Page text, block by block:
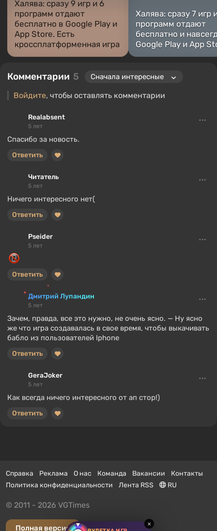
×
Халява: сразу 9 игр и 6
программ отдают
бесплатно в Google Play и
App Store. Есть
кроссплатформенная игра
Халява: сразу 7 игр
программ отдают
бесплатно и
Google Play и App
Комментарии 5
Войдите, чтобы оставлять комментарии
Realabsent
5 лет
Спасибо за новость.
Ответить
Читатель
5 лет
Ничего интересного нет(
Ответить
Pseider
5 лет
Ответить
Дмитрий Лупандин
5 лет
Зачем, правда, все это нужно, не очень ясно. — Ну ясно
же что игра создавалась в свое время, чтобы выкачивать
бабло из пользователей Iphone
Ответить
GeraJoker
5 лет
Как всегда ничего интересного от ап стор!)
Ответить
Справка Реклама О нас Команда Вакансии
Контакты
Политика конфиденциальности
Лента RSS RU
© 2011 - 2026 VGTimes
Полная версия